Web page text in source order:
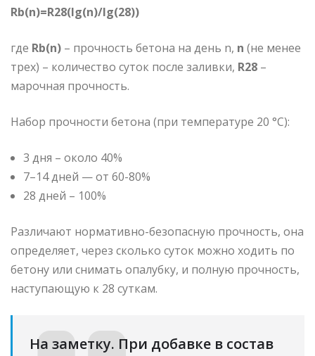
Rb(n)=R28(lg(n)/lg(28))
где Rb(n) – прочность бетона на день n, n (не менее
трех) – количество суток после заливки, R28 –
марочная прочность.
Набор прочности бетона (при температуре 20 °С):
3 дня – около 40%
7–14 дней — от 60-80%
28 дней – 100%
Различают нормативно-безопасную прочность, она
определяет, через сколько суток можно ходить по
бетону или снимать опалубку, и полную прочность,
наступающую к 28 суткам.
На заметку. При добавке в состав